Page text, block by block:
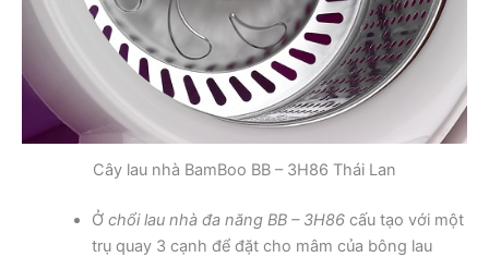
Cây lau nhà BamBoo BB – 3H86 Thái Lan
Ở chổi lau nhà đa năng BB – 3H86cấu tạo với một
trụ quay 3 cạnh để đặt cho mâm của bông lau